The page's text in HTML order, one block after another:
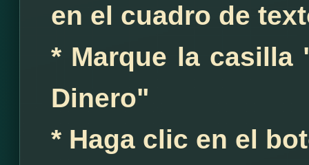
en el cuadro de
* Marque la casilla
Dinero"
* Haga clic en el